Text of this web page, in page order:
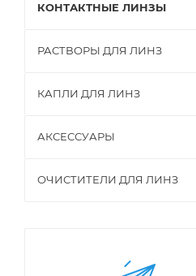
КОНТАКТНЫЕ ЛИНЗЫ
РАСТВОРЫ ДЛЯ ЛИНЗ
КАПЛИ ДЛЯ ЛИНЗ
АКСЕССУАРЫ
ОЧИСТИТЕЛИ ДЛЯ ЛИНЗ